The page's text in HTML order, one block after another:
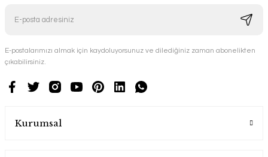
E-postalarımızı almak için kaydoluyorsunuz ve dilediğiniz zaman abonelikten
çıkabilirsiniz.
Kurumsal